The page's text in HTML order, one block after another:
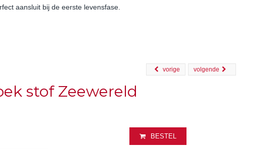
aansluit bij de eerste levensfase.
volgende
vorige
stof Zeewereld
BESTEL